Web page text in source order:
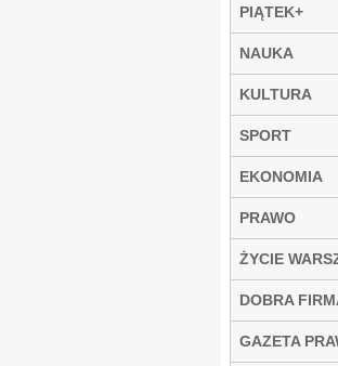
PIĄTEK+
NAUKA
KULTURA
SPORT
EKONOMIA
PRAWO
ŻYCIE
DOBRA
GAZETA